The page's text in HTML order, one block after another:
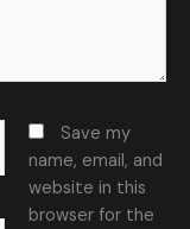
Save my
name, email, and
website in this
browser for the